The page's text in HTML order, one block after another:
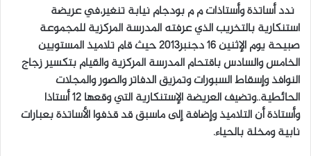
إ
ل
ك
ت
ر
و
ن
ي
ندد أساتذة وأستاذات م م بودجام نيابة تنغير،في عريضة
استنكارية بالتخريب الذي عرفته المدرسة المركزية للمجموعة
صبيحة يوم الإثنين 16 دجنبر2013 حيث قام تلاميذ المستويين
الخامس والسادس باقتحام المدرسة المركزية والقيام بتكسير زجاج
النوافذ وإسقاط السبورات وتمزيق الدفاتر والصور والمجلات
الحائطية..وتضيف العريضة الإستنكارية التي وقعها 12 أستاذا
وأستاذة أن التلاميذ وإضافة إلى ماسبق قد قذفوا الأساتذة بعبارات
نابية ومخلة بالحياء.